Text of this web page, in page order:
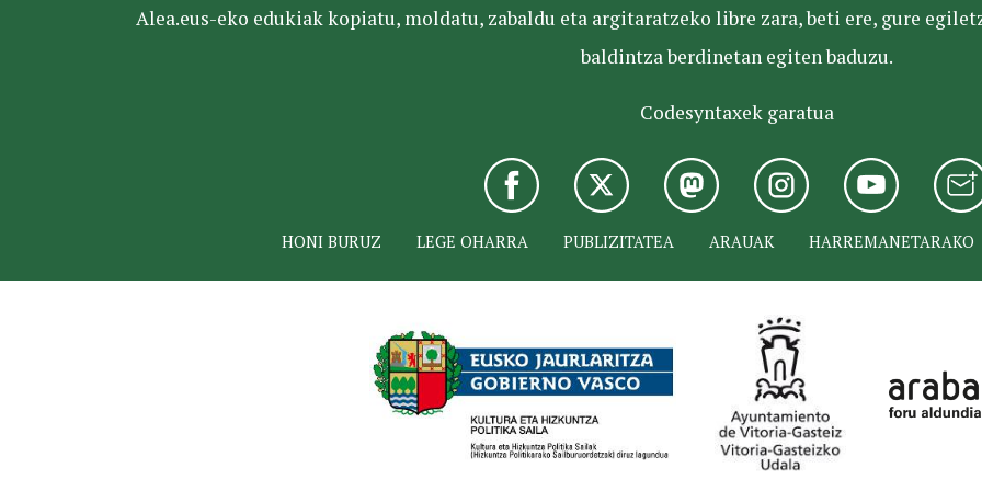
Alea.eus-eko edukiak kopiatu, moldatu, zabaldu eta argitaratzeko libre zara, beti ere, gure
baldintza berdinetan egiten baduzu.
Codesyntaxek garatua
HONI BURUZ LEGE OHARRA PUBLIZITATEA ARAUAK HARREMANETARAKO